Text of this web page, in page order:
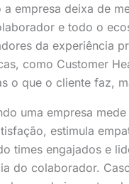
empresa deixa de
e todo o
da experiência
como Customer
o que o cliente faz,
uma empresa
estimula
times engajados e
do colaborador.